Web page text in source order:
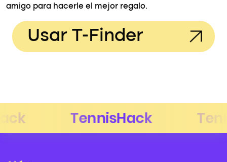
amigo para hacerle el mejor regalo.
Usar T-Finder